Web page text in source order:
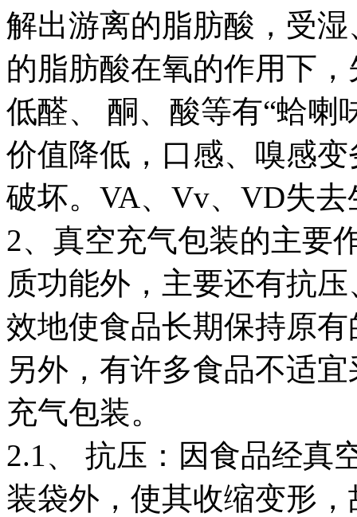
解出游离的脂肪酸，受
的脂肪酸在氧的作用下
低醛、 酮、酸等有“蛤喇
价值降低，口感、嗅感
破坏。VA、Vv、VD失
2、真空充气包装的主要
质功能外，主要还有抗
效地使食品长期保持原
另外，有许多食品不适
充气包装。
2.1、 抗压：因食品经真
装袋外，使其收缩变形